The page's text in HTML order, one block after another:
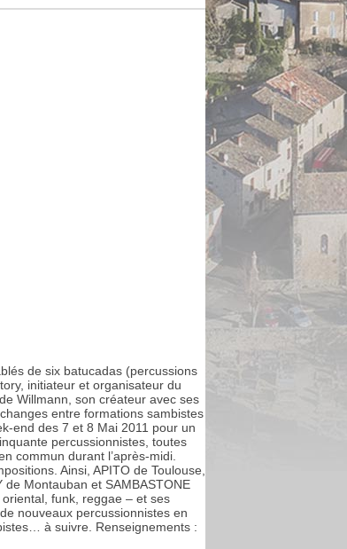
de six batucadas (percussions
initiateur et organisateur du
Willmann, son créateur avec ses
entre formations sambistes
end des 7 et 8 Mai 2011 pour un
percussionnistes, toutes
commun durant l’après-midi.
Ainsi, APITO de Toulouse,
de Montauban et SAMBASTONE
funk, reggae – et ses
nouveaux percussionnistes en
à suivre. Renseignements :